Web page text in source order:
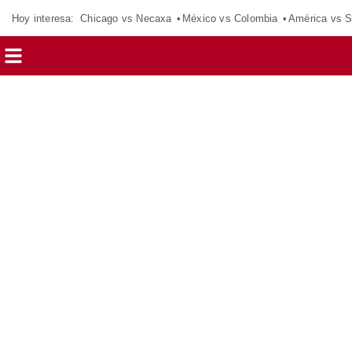
Hoy interesa: Chicago vs Necaxa México vs Colombia América vs